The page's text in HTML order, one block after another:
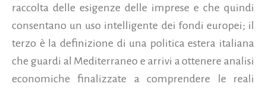
raccolta delle esigenze delle imprese e che quindi
consentano un uso intelligente dei fondi europei; il
terzo è la definizione di una politica estera italiana
che guardi al Mediterraneo e arrivi a ottenere analisi
economiche finalizzate a comprendere le reali